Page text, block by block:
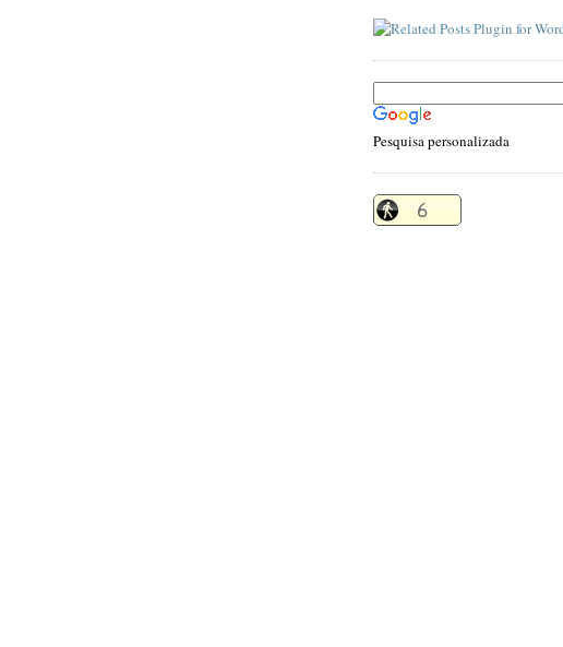
Pesquisa personalizada